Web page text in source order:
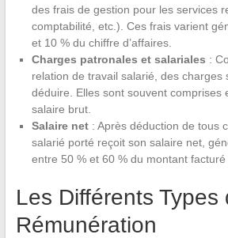
des frais de gestion pour les services
comptabilité, etc.). Ces frais varient
et 10 % du chiffre d’affaires.
Charges patronales et salariales :
relation de travail salarié, des charges
déduire. Elles sont souvent comprises
salaire brut.
Salaire net: Après déduction de tous
salarié porté reçoit son salaire net,
entre 50 % et 60 % du montant facturé
Les Différents Types
Rémunération